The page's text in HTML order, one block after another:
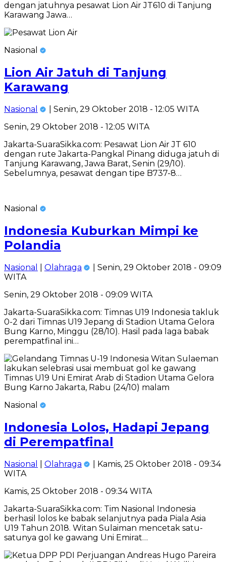
dengan jatuhnya pesawat Lion Air JT610 di Tanjung
Karawang Jawa…
Nasional
Lion Air Jatuh di Tanjung
Karawang
Nasional
| Senin, 29 Oktober 2018 - 12:05 WITA
Senin, 29 Oktober 2018 - 12:05 WITA
Jakarta-SuaraSikka.com: Pesawat Lion Air JT 610
dengan rute Jakarta-Pangkal Pinang diduga jatuh di
Tanjung Karawang, Jawa Barat, Senin (29/10).
Sebelumnya, pesawat dengan tipe B737-8…
Nasional
Indonesia Kuburkan Mimpi ke
Polandia
Nasional Olahraga
| Senin, 29 Oktober 2018 - 09:09
WITA
Senin, 29 Oktober 2018 - 09:09 WITA
Jakarta-SuaraSikka.com: Timnas U19 Indonesia takluk
0-2 dari Timnas U19 Jepang di Stadion Utama Gelora
Bung Karno, Minggu (28/10). Hasil pada laga babak
perempatfinal ini…
Nasional
Indonesia Lolos, Hadapi Jepang
di Perempatfinal
Nasional Olahraga
| Kamis, 25 Oktober 2018 - 09:34
WITA
Kamis, 25 Oktober 2018 - 09:34 WITA
Jakarta-SuaraSikka.com: Tim Nasional Indonesia
berhasil lolos ke babak selanjutnya pada Piala Asia
U19 Tahun 2018. Witan Sulaiman mencetak satu-
satunya gol ke gawang Uni Emirat…